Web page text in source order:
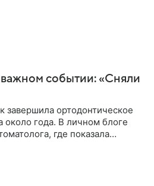
событии: «Сняли
ортодонтическое
около года. В личном блоге
где показала